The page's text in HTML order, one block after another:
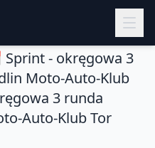
Sprint - okręgowa 3
Moto-Auto-Klub
3 runda
Auto-Klub Tor